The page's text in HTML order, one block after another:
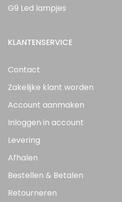
G9 Led lampjes
KLANTENSERVICE
Contact
Zakelijke klant worden
Account aanmaken
Inloggen in account
Levering
Afhalen
Bestellen & Betalen
Retourneren